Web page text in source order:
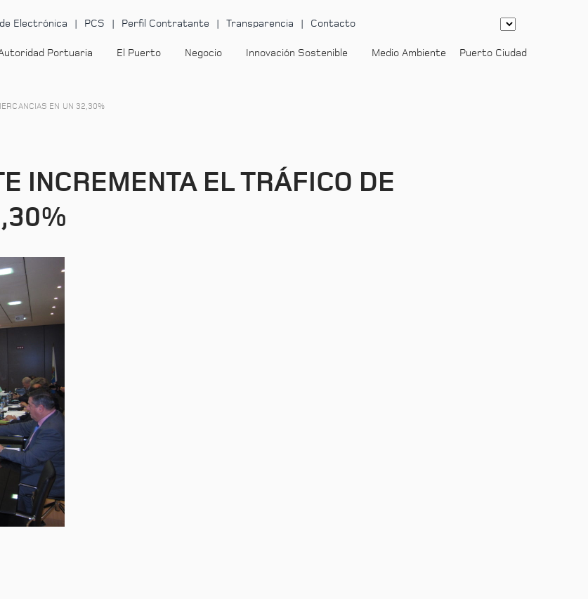
Electrónica PCS Perfil Contratante Transparencia Contacto
Portuaria El Puerto Negocio Innovación Sostenible Medio Ambiente Puerto Ciudad
EN UN 32,30%
INCREMENTA EL TRÁFICO DE